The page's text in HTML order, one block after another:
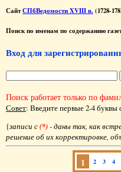
СайтСПбВедомости XVIII в. (1728-
Поиск по именам по содержанию
Вход для
Поиск работает только по
Совет: Введите первые 2-4
{записи с(*)- даны так, как
решение об их корректировке,
1 2 3 4